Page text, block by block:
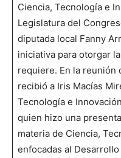
Ciencia, Tecnología e
Legislatura del
diputada local Fanny
iniciativa para otorgar
requiere. En la reunión
recibió a Iris Macías
Tecnología e
quien hizo una
materia de Ciencia,
enfocadas al